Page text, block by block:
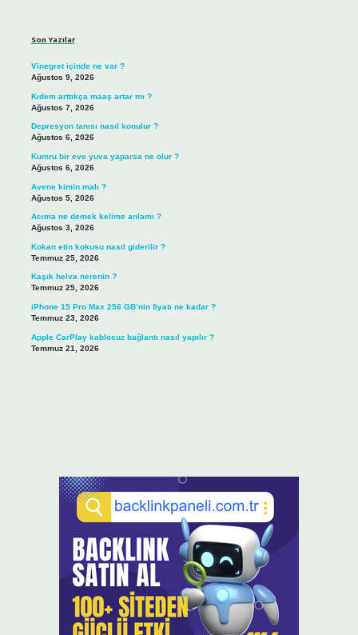
Son Yazılar
Vinegret içinde ne var ?
Ağustos 9, 2026
Kıdem arttıkça maaş artar mı ?
Ağustos 7, 2026
Depresyon tanısı nasıl konulur ?
Ağustos 6, 2026
Kumru bir eve yuva yaparsa ne olur ?
Ağustos 6, 2026
Avene kimin malı ?
Ağustos 5, 2026
Acıma ne demek kelime anlamı ?
Ağustos 3, 2026
Kokan etin kokusu nasıl giderilir ?
Temmuz 25, 2026
Kaşık helva nerenin ?
Temmuz 25, 2026
iPhone 15 Pro Max 256 GB’nin fiyatı ne kadar ?
Temmuz 23, 2026
Apple CarPlay kablosuz bağlantı nasıl yapılır ?
Temmuz 21, 2026